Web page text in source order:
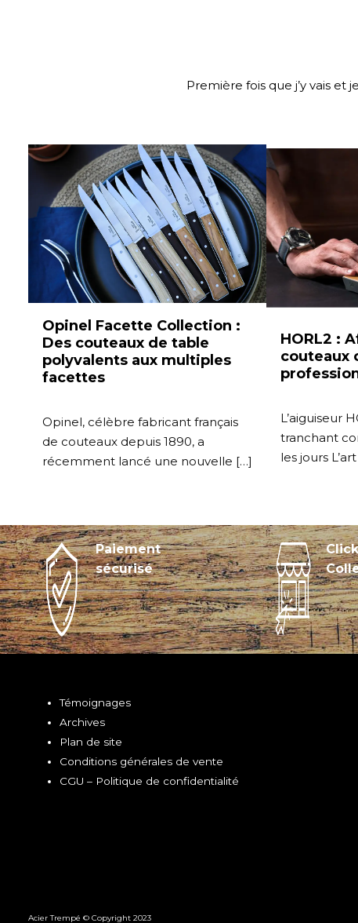
Première fois que j’y vais et
Opinel Facette Collection :
Des couteaux de table
polyvalents aux multiples
facettes
Opinel, célèbre fabricant français
de couteaux depuis 1890, a
récemment lancé une nouvelle […]
HORL2 :
couteaux
L’aiguiseur
tranchant
les jours
Paiement
sécurisé
Témoignages
Archives
Plan de site
Conditions générales de vente
CGU – Politique de confidentialité
Acier Trempé © Copyright 2023